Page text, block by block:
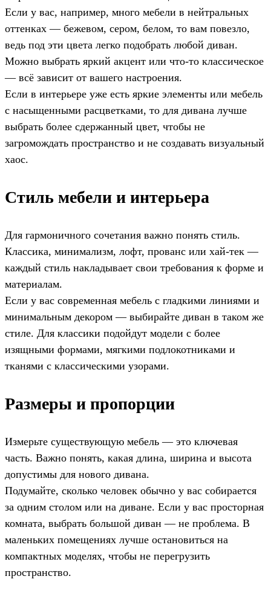
Если у вас, например, много мебели в нейтральных
оттенках — бежевом, сером, белом, то вам повезло,
ведь под эти цвета легко подобрать любой диван.
Можно выбрать яркий акцент или что-то классическое
— всё зависит от вашего настроения.
Если в интерьере уже есть яркие элементы или мебель
с насыщенными расцветками, то для дивана лучше
выбрать более сдержанный цвет, чтобы не
загромождать пространство и не создавать визуальный
хаос.
Стиль мебели и интерьера
Для гармоничного сочетания важно понять стиль.
Классика, минимализм, лофт, прованс или хай-тек —
каждый стиль накладывает свои требования к форме и
материалам.
Если у вас современная мебель с гладкими линиями и
минимальным декором — выбирайте диван в таком же
стиле. Для классики подойдут модели с более
изящными формами, мягкими подлокотниками и
тканями с классическими узорами.
Размеры и пропорции
Измерьте существующую мебель — это ключевая
часть. Важно понять, какая длина, ширина и высота
допустимы для нового дивана.
Подумайте, сколько человек обычно у вас собирается
за одним столом или на диване. Если у вас просторная
комната, выбрать большой диван — не проблема. В
маленьких помещениях лучше остановиться на
компактных моделях, чтобы не перегрузить
пространство.